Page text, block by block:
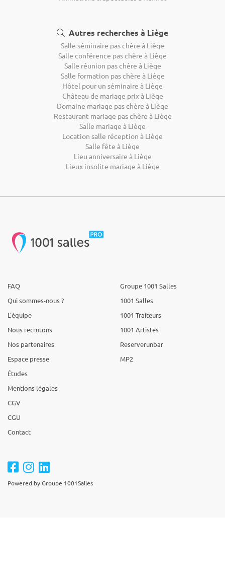
Autres recherches à Liège
Salle séminaire pas chère à Liège
Salle conférence pas chère à Liège
Salle réunion pas chère à Liège
Salle formation pas chère à Liège
Hôtel pour un séminaire à Liège
Château de mariage prix à Liège
Domaine mariage pas chère à Liège
Restaurant mariage pas chère à Liège
Salle mariage à Liège
Location salle réception à Liège
Salle fête à Liège
Lieu anniversaire à Liège
Lieux insolite mariage à Liège
FAQ
Qui sommes-nous ?
L'équipe
Nous recrutons
Nos partenaires
Espace presse
Études
Mentions légales
CGV
CGU
Contact
Groupe 1001 Salles
1001 Salles
1001 Traiteurs
1001 Artistes
Reserverunbar
MP2
Powered by Groupe 1001Salles